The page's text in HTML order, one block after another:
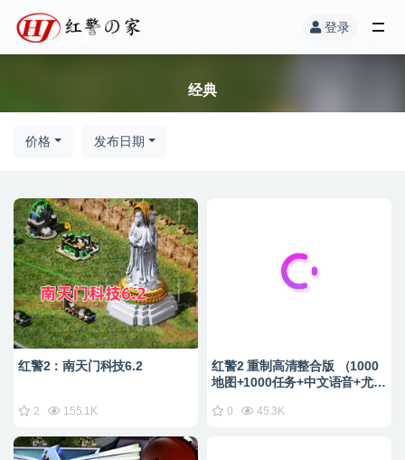
登录
经典
价格 发布日期
红警2：南天门科技6.2
2 155.1K
红警2 重制高清整合版 （1000
地图+1000任务+中文语音+尤复
0 45.3K